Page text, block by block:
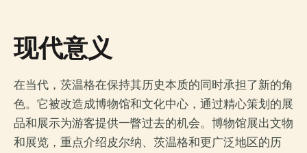
现代意义
在当代，茨温格在保持其历史本质的同时承担了新的角
色。它被改造成博物馆和文化中心，通过精心策划的展
品和展示为游客提供一瞥过去的机会。博物馆展出文物
和展览，重点介绍皮尔纳、茨温格和更广泛地区的历